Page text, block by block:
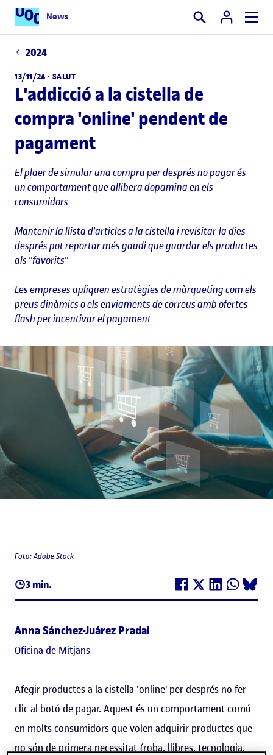
News Cercar
2024
13/11/24 · SALUT
L'addicció a la cistella de
compra 'online' pendent de
pagament
El plaer de simular una compra per després no pagar és
un comportament que allibera dopamina en els
consumidors
Mantenir la llista d'articles a la cistella i revisitar-la dies
després pot reportar més gaudi que guardar els productes
als "favorits"
Les empreses apliquen estratègies de màrqueting com els
preus dinàmics o els enviaments de correus amb ofertes
flash per incentivar el pagament
3 min.
Foto: Adobe Stock
Anna Sánchez-Juárez Pradal
Oficina de Mitjans
Afegir productes a la cistella 'online' per després no fer
clic al botó de pagar. Aquest és un comportament comú
en molts consumidors que volen adquirir productes que
no són de primera necessitat (roba, llibres, tecnologia,